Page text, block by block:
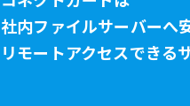
社内ファイルサーバーへ
リモートアクセスできる